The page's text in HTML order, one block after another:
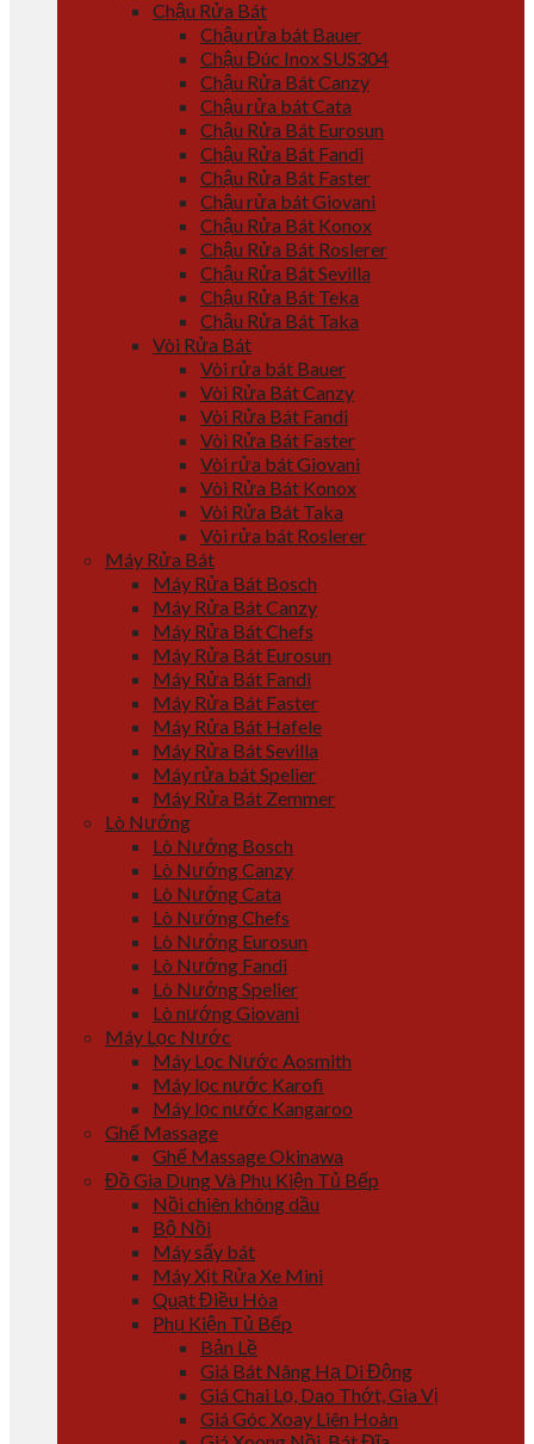
Chậu Rửa Bát
Chậu rửa bát Bauer
Chậu Đúc Inox SUS304
Chậu Rửa Bát Canzy
Chậu rửa bát Cata
Chậu Rửa Bát Eurosun
Chậu Rửa Bát Fandi
Chậu Rửa Bát Faster
Chậu rửa bát Giovani
Chậu Rửa Bát Konox
Chậu Rửa Bát Roslerer
Chậu Rửa Bát Sevilla
Chậu Rửa Bát Teka
Chậu Rửa Bát Taka
Vòi Rửa Bát
Vòi rửa bát Bauer
Vòi Rửa Bát Canzy
Vòi Rửa Bát Fandi
Vòi Rửa Bát Faster
Vòi rửa bát Giovani
Vòi Rửa Bát Konox
Vòi Rửa Bát Taka
Vòi rửa bát Roslerer
Máy Rửa Bát
Máy Rửa Bát Bosch
Máy Rửa Bát Canzy
Máy Rửa Bát Chefs
Máy Rửa Bát Eurosun
Máy Rửa Bát Fandi
Máy Rửa Bát Faster
Máy Rửa Bát Hafele
Máy Rửa Bát Sevilla
Máy rửa bát Spelier
Máy Rửa Bát Zemmer
Lò Nướng
Lò Nướng Bosch
Lò Nướng Canzy
Lò Nướng Cata
Lò Nướng Chefs
Lò Nướng Eurosun
Lò Nướng Fandi
Lò Nướng Spelier
Lò nướng Giovani
Máy Lọc Nước
Máy Lọc Nước Aosmith
Máy lọc nước Karofi
Máy lọc nước Kangaroo
Ghế Massage
Ghế Massage Okinawa
Đồ Gia Dụng Và Phụ Kiện Tủ Bếp
Nồi chiên không dầu
Bộ Nồi
Máy sấy bát
Máy Xịt Rửa Xe Mini
Quạt Điều Hòa
Phụ Kiện Tủ Bếp
Bản Lề
Giá Bát Nâng Hạ Di Động
Giá Chai Lọ, Dao Thớt, Gia Vị
Giá Góc Xoay Liên Hoàn